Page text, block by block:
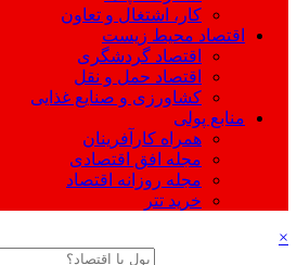
کار، اشتغال و تعاون
اقتصاد محیط زیست
اقتصاد گردشگری
اقتصاد حمل و نقل
کشاورزی و صنایع غذایی
منابع پولی
همراه کارآفرینان
مجله افق اقتصادی
مجله روزانه اقتصاد
خرید تتر
×